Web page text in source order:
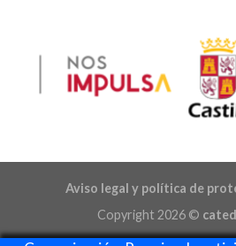
Aviso legal y política de
Copyright 2026 ©